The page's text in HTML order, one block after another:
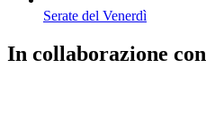
Serate del Venerdì
In collaborazione con